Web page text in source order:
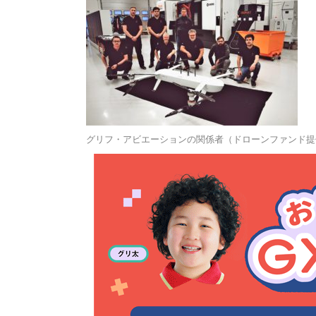
グリフ・アビエーションの関係者（ドローンファンド